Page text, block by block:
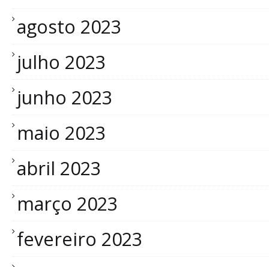
agosto 2023
julho 2023
junho 2023
maio 2023
abril 2023
março 2023
fevereiro 2023